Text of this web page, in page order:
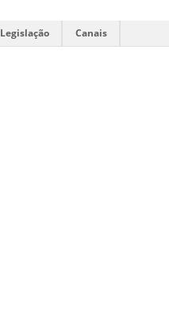
Legislação Canais